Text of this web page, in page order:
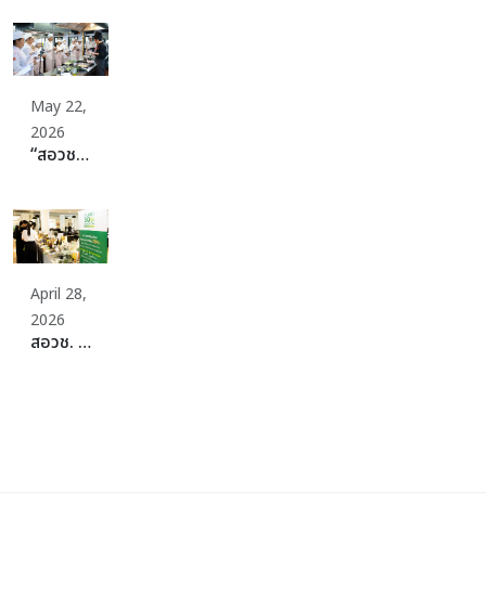
May 22,
2026
“สอวช. – ม.สวนดุสิต” ปลดล็อกธุรกิจอาหารยุคใหม่ ดันหลักสูตร “Plant-Rich Diet” ปั้นเครือข่ายอาหารแห่งอนาคต ชวนทุกภาคส่วนร่วม “Plant 30% Leaders Club” เพิ่มทางเลือกอาหารเพื่อสุขภาพและยั่งยืน
April 28,
2026
สอวช. รุกสร้าง Ecosystem อาหารแห่งอนาคต ผนึกกำลัง SME Thailand จัดงาน “Plant-Rich Business Matching” พลิกต้นทุนไทยที่แข็งแกร่ง สู่เป้าหมายศูนย์กลางโปรตีนที่ยั่งยืนของโลก